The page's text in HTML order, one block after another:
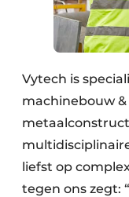
Vytech is
machinebouw
liefst op
tegen ons zegt: